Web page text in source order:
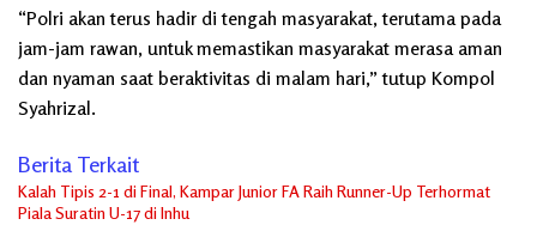
“Polri akan terus hadir di tengah masyarakat, terutama pada
jam-jam rawan, untuk memastikan masyarakat merasa aman
dan nyaman saat beraktivitas di malam hari,” tutup Kompol
Syahrizal.
Berita Terkait
Kalah Tipis 2-1 di Final, Kampar Junior FA Raih Runner-Up Terhormat
Piala Suratin U-17 di Inhu